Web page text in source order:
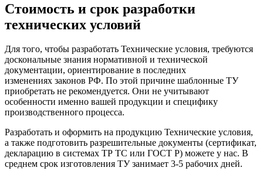
Стоимость и срок разработки
технических условий
Для того, чтобы разработать Технические условия, требуются
доскональные знания нормативной и технической
документации, ориентирование в последних
изменениях законов РФ. По этой причине шаблонные ТУ
приобретать не рекомендуется. Они не учитывают
особенности именно вашей продукции и специфику
производственного процесса.
Разработать и оформить на продукцию Технические условия,
а также подготовить разрешительные документы (сертификат,
декларацию в системах ТР ТС или ГОСТ Р) можете у нас. В
среднем срок изготовления ТУ занимает 3-5 рабочих дней.